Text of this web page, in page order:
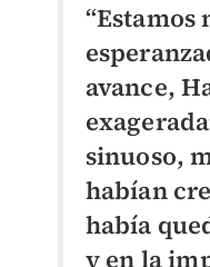
avance,
sinuoso,
habían
había
y en la